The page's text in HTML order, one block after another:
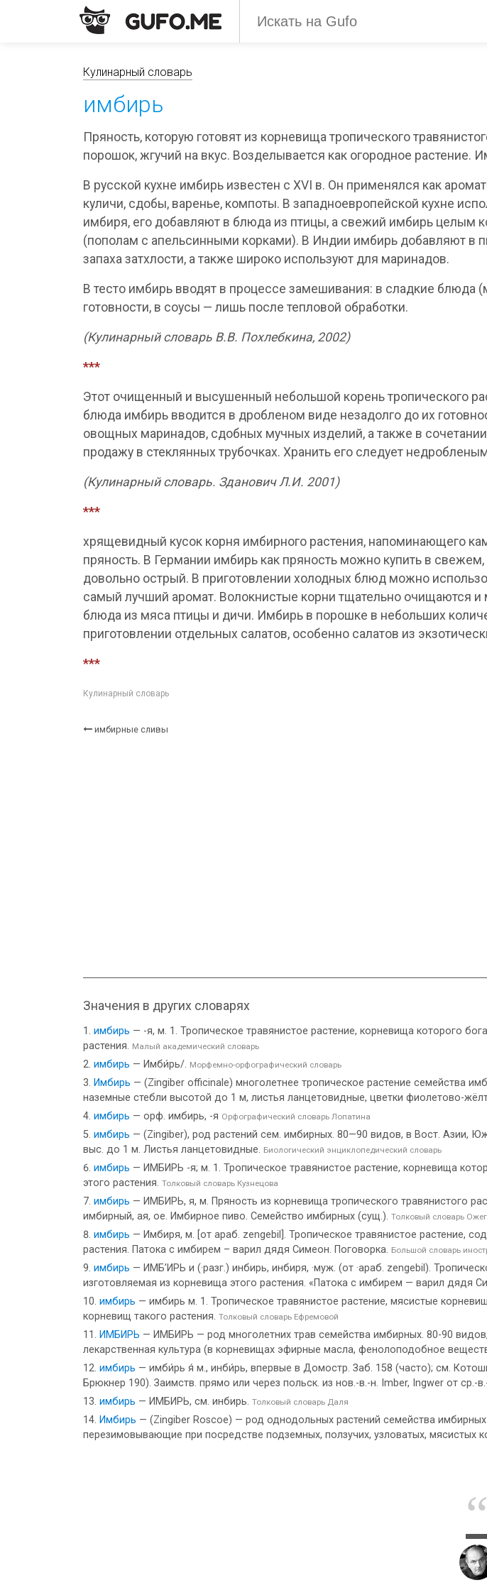
Кулинарный словарь
имбирь
Пряность, которую готовят из корневища тропического
порошок, жгучий на вкус. Возделывается как огородное
В русской кухне имбирь известен с XVI в. Он применялся как
куличи, сдобы, варенье, компоты. В западноевропейской кухне
имбиря, его добавляют в блюда из птицы, а свежий имбирь целым
(пополам с апельсинными корками). В Индии имбирь добавляют в
запаха затхлости, а также широко используют для маринадов.
В тесто имбирь вводят в процессе замешивания: в сладкие блюда
готовности, в соусы — лишь после тепловой обработки.
(Кулинарный словарь В.В. Похлебкина, 2002)
***
Этот очищенный и высушенный небольшой корень тропического
блюда имбирь вводится в дробленом виде незадолго до их
овощных маринадов, сдобных мучных изделий, а также в
продажу в стеклянных трубочках. Хранить его следует
(Кулинарный словарь. Зданович Л.И. 2001)
***
хрящевидный кусок корня имбирного растения, напоминающего
пряность. В Германии имбирь как пряность можно купить в
довольно острый. В приготовлении холодных блюд можно
самый лучший аромат. Волокнистые корни тщательно очищаются
блюда из мяса птицы и дичи. Имбирь в порошке в небольших
приготовлении отдельных салатов, особенно салатов из
***
Кулинарный словарь
имбирные сливы
Значения в других словарях
имбирь — -я, м. 1. Тропическое травянистое растение, корневища которого
растения. Малый академический словарь
имбирь — Имби́рь/. Морфемно-орфографический словарь
Имбирь — (Zingiber officinale) многолетнее тропическое растение семейства
наземные стебли высотой до 1 м, листья ланцетовидные, цветки фиолетово-
имбирь — орф. имбирь, -я Орфографический словарь Лопатина
имбирь — (Zingiber), род растений сем. имбирных. 80—90 видов, в Вост. Азии,
выc. до 1 м. Листья ланцетовидные. Биологический энциклопедический словарь
имбирь — ИМБИРЬ -я; м. 1. Тропическое травянистое растение, корневища
этого растения. Толковый словарь Кузнецова
имбирь — ИМБИРЬ, я, м. Пряность из корневища тропического травянистого
имбирный, ая, ое. Имбирное пиво. Семейство имбирных (сущ.). Толковый словарь
имбирь — Имбиря, м. [от араб. zengebil]. Тропическое травянистое растение,
растения. Патока с имбирем – варил дядя Симеон. Поговорка. Большой словарь
имбирь — ИМБ’ИРЬ и (·разг.) инбирь, инбиря, ·муж. (от ·араб. zengebil).
изготовляемая из корневища этого растения. «Патока с имбирем — варил дядя
имбирь — имбирь м. 1. Тропическое травянистое растение, мясистые
корневищ такого растения. Толковый словарь Ефремовой
ИМБИРЬ — ИМБИРЬ — род многолетних трав семейства имбирных. 80-90
лекарственная культура (в корневищах эфирные масла, фенолоподобное
имбирь — имби́рь я́ м., инби́рь, впервые в Домостр. Заб. 158 (часто); см.
Брюкнер 190). Заимств. прямо или через польск. из нов.-в.-н. Imber, Ingwer от ср.-
имбирь — ИМБИРЬ, см. инбирь. Толковый словарь Даля
Имбирь — (Zingiber Roscoe) — род однодольных растений семейства
перезимовывающие при посредстве подземных, ползучих, узловатых, мясистых